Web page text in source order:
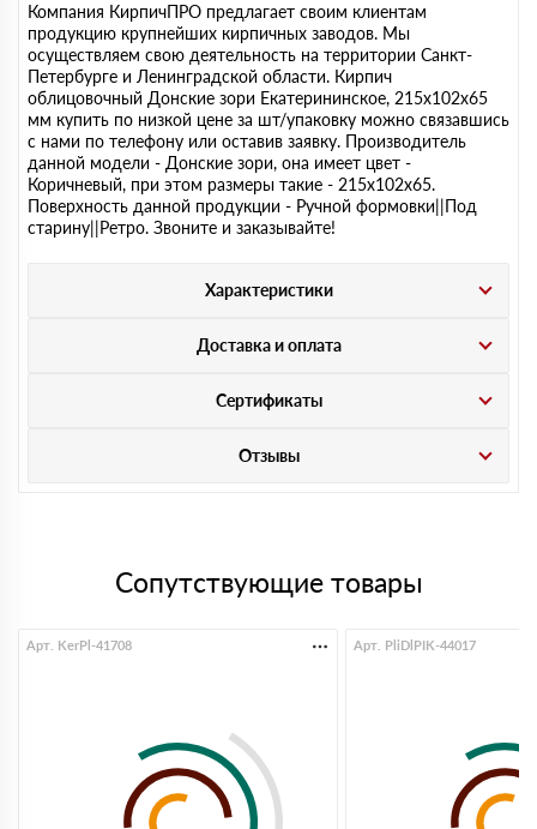
Компания КирпичПРО предлагает своим клиентам
продукцию крупнейших кирпичных заводов. Мы
осуществляем свою деятельность на территории Санкт-
Петербурге и Ленинградской области. Кирпич
облицовочный Донские зори Екатерининское, 215х102х65
мм купить по низкой цене за шт/упаковку можно связавшись
с нами по телефону или оставив заявку. Производитель
данной модели - Донские зори, она имеет цвет -
Коричневый, при этом размеры такие - 215х102х65.
Поверхность данной продукции - Ручной формовки||Под
старину||Ретро. Звоните и заказывайте!
Характеристики
Доставка и оплата
Сертификаты
Отзывы
Сопутствующие товары
Арт. KerPl-41708 Арт. PliDlPIK-44017